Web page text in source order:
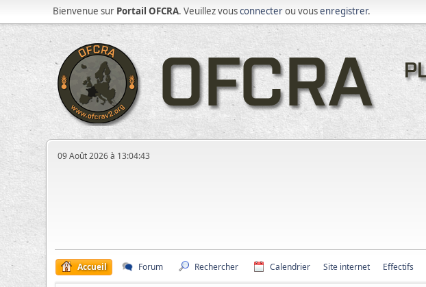
Bienvenue sur Portail OFCRA. Veuillez vousconnecterou vousenregistrer.
09 Août 2026 à 13:04:43
Accueil Forum Rechercher Calendrier Site internet Effectifs